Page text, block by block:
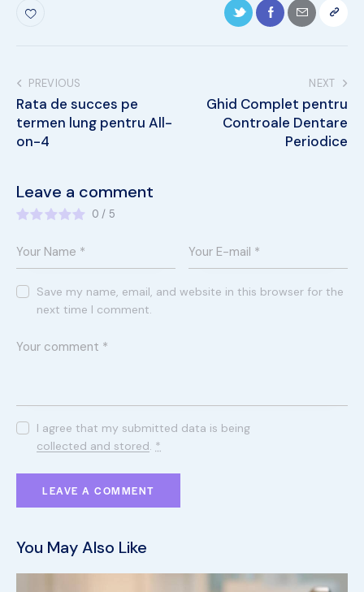
PREVIOUS
Rata de succes pe
termen lung pentru All-
on-4
NEXT
Ghid Complet pentru
Controale Dentare
Periodice
Leave a comment
0 / 5
Save my name, email, and website in this browser for the
next time I comment.
I agree that my submitted data is being
collected and stored. *
You May Also Like